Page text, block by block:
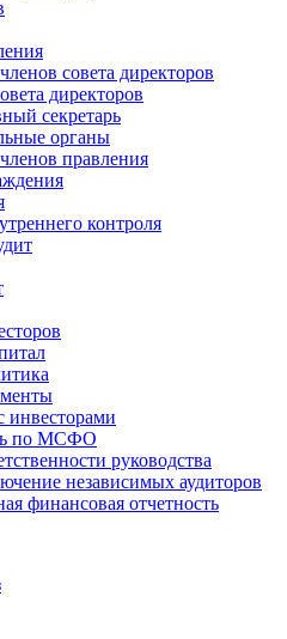
совета директоров
директоров
секретарь
органы
правления
контроля
инвеcторами
по МСФО
руководства
независимых аудиторов
финансовая отчетность